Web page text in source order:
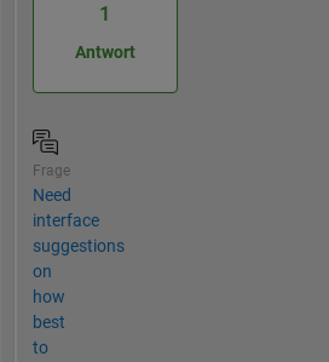
1
Antwort
Frage
Need
interface
suggestions
on
how
best
to